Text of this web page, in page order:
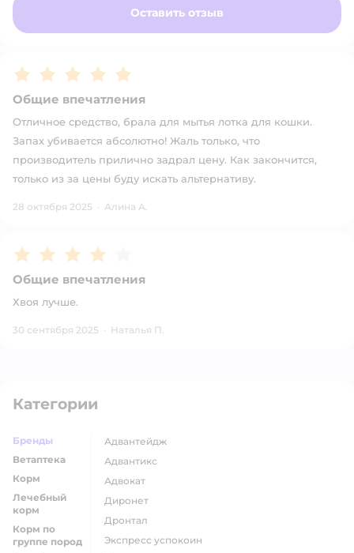
Оставить отзыв
Рейтинг:5
Общие впечатления
Отличное средство, брала для мытья лотка для кошки.
Запах убивается абсолютно! Жаль только, что
производитель прилично задрал цену. Как закончится,
только из за цены буду искать альтернативу.
28 октября 2025 · Алина А.
Рейтинг:4
Общие впечатления
Хвоя лучше.
30 сентября 2025 · Наталья П.
Категории
Бренды
Ветаптека
Корм
Лечебный
корм
Корм по
группе пород
адвантейдж
адвантикс
адвокат
диронет
дронтал
экспресс успокоин